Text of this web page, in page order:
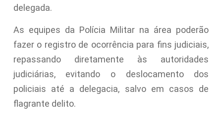
delegada.
As equipes da Polícia Militar na área poderão
fazer o registro de ocorrência para fins judiciais,
repassando diretamente às autoridades
judiciárias, evitando o deslocamento dos
policiais até a delegacia, salvo em casos de
flagrante delito.